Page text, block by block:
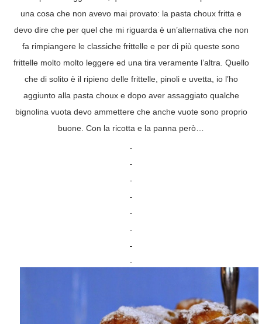
una cosa che non avevo mai provato: la pasta choux fritta e
devo dire che per quel che mi riguarda è un’alternativa che non
fa rimpiangere le classiche frittelle e per di più queste sono
frittelle molto molto leggere ed una tira veramente l’altra. Quello
che di solito è il ripieno delle frittelle, pinoli e uvetta, io l’ho
aggiunto alla pasta choux e dopo aver assaggiato qualche
bignolina vuota devo ammettere che anche vuote sono proprio
buone. Con la ricotta e la panna però…